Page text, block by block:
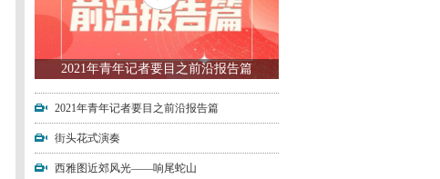
2021年青年记者要目之前沿报告篇
2021年青年记者要目之前沿报告篇
街头花式演奏
西雅图近郊风光——响尾蛇山